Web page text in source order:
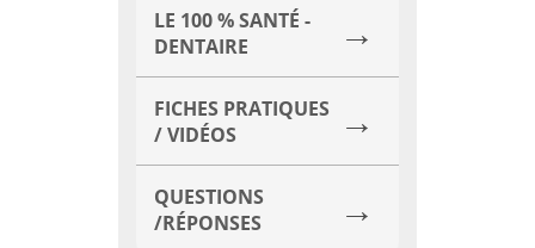
LE 100 % SANTÉ -
DENTAIRE
FICHES PRATIQUES
/ VIDÉOS
QUESTIONS
/RÉPONSES